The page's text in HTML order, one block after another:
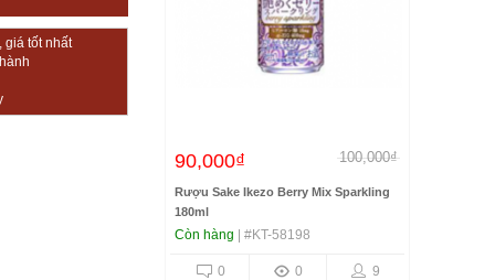
giá tốt nhất
90,000₫ 100,000₫
Rượu Sake Ikezo Berry Mix Sparkling
180ml
Còn hàng | #KT-58198
9
0
0